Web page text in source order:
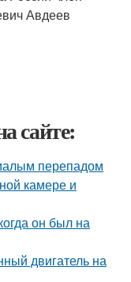
Авдеев
сайте:
перепадом
камере и
он был на
двигатель на